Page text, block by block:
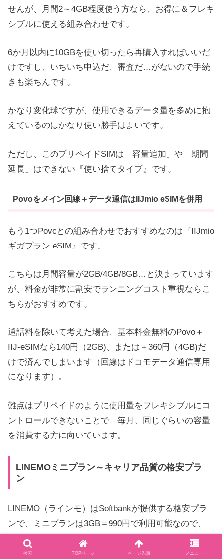
せんが、月間2～4GB程度使う方なら、お得に＆フレキ
シブルに使える組み合わせです。
6か月以内に10GBを使い切ったら再購入すればいいだ
けですし、いちいち申込だ、審査だ…がないので手続
きも楽ちんです。
かなり変化球ですが、使用できるデータ量を多めに抱
えているのはかなり使い勝手はよいです。
ただし、このプリペイドSIMは「容量追加」や「期間
延長」はできない『使い捨てタイプ』です。
Povoをメイン回線＋データ通信はIIJmio eSIMを併用
もう1つPovoとの組み合わせでおすすめなのは『IIJmio
ギガプラン eSIM』です。
こちらは月間容量が2GB/4GB/8GB…と決まっています
が、料金が非常に割安でランニングコスト重視ならこ
ちらがおすすめです。
通話料を除いて考えた場合、基本料金無料のPovo＋
IIJ-eSIMなら140円（2GB)、または＋360円（4GB)だ
けで済んでしまいます（回線はドコモデータ通信専用
になります）。
難点はプリペイドのように使用量をフレキシブルにコ
ントロールできないことで、毎月、同じぐらいの容量
を消費する方に向いています。
LINEMOミニプラン～キャリア品質の格安プラ
ン
LINEMO（ラインモ）はSoftbankが提供する格安プラ
ンで、ミニプランは3GB＝990円で利用可能なので、
『月間データ容量3GBを1,000円以下』の条件を満たし
ます。
検索 TOPページ ページ先頭 メニュー